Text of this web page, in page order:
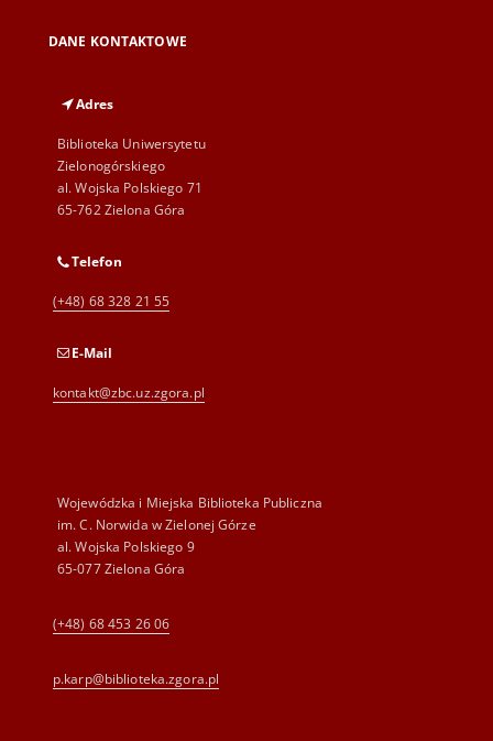
DANE KONTAKTOWE
Adres
Biblioteka Uniwersytetu
Zielonogórskiego
al. Wojska Polskiego 71
65-762 Zielona Góra
Telefon
(+48) 68 328 21 55
E-Mail
kontakt@zbc.uz.zgora.pl
Wojewódzka i Miejska Biblioteka Publiczna
im. C. Norwida w Zielonej Górze
al. Wojska Polskiego 9
65-077 Zielona Góra
(+48) 68 453 26 06
p.karp@biblioteka.zgora.pl